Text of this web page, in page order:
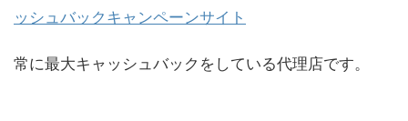
ッシュバックキャンペーンサイト
常に最大キャッシュバックをしている代理店です。